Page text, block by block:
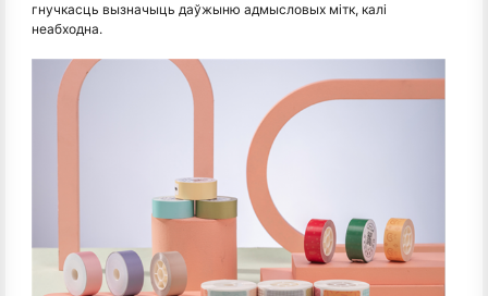
гнучкасць вызначыць даўжыню адмысловых мітк, калі
неабходна.